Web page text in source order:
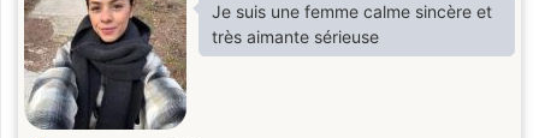
Je suis une femme calme sincère et
très aimante sérieuse